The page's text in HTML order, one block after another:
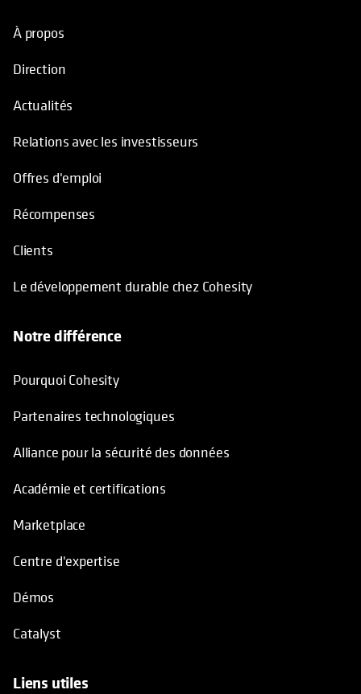
À propos
Direction
Actualités
Relations avec les investisseurs
Offres d'emploi
Récompenses
Clients
Le développement durable chez Cohesity
Notre différence
Pourquoi Cohesity
Partenaires technologiques
Alliance pour la sécurité des données
Académie et certifications
Marketplace
Centre d'expertise
Démos
Catalyst
Liens utiles